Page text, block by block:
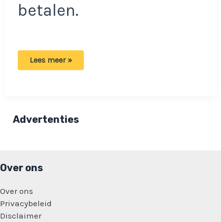
betalen.
Zorgen
honden!
Lees meer »
Advertenties
Over ons
Over ons
Privacybeleid
Disclaimer